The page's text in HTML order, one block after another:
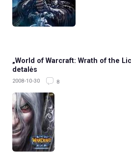
„World of Warcraft: Wrath of the
detalės
2008-10-30 8